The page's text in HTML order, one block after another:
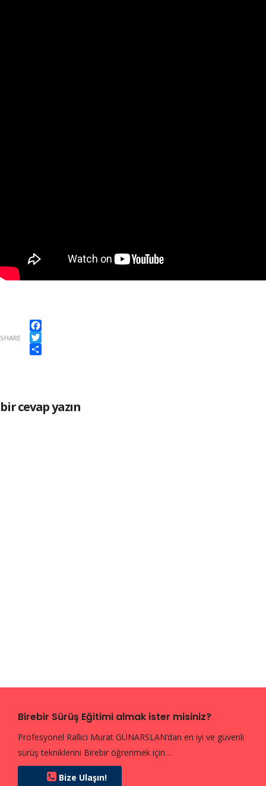
SHARE
Facebook
Twitter
Paylaş
bir cevap yazın
Birebir Sürüş Eğitimi almak ister misiniz?
Profesyonel Rallici Murat GÜNARSLAN’dan en iyi ve güvenli
sürüş tekniklerini Birebir öğrenmek için…
Bize Ulaşın!